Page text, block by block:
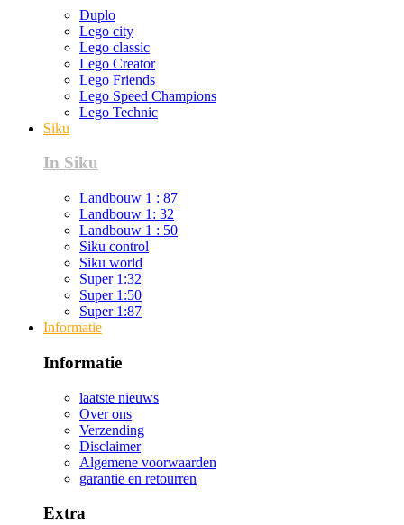
Duplo
Lego city
Lego classic
Lego Creator
Lego Friends
Lego Speed Champions
Lego Technic
Siku
In Siku
Landbouw 1 : 87
Landbouw 1: 32
Landbouw 1 : 50
Siku control
Siku world
Super 1:32
Super 1:50
Super 1:87
Informatie
Informatie
laatste nieuws
Over ons
Verzending
Disclaimer
Algemene voorwaarden
garantie en retourren
Extra